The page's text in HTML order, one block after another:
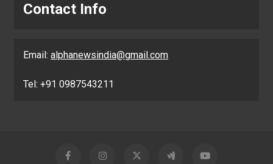
Contact Info
Email: alphanewsindia@gmail.com
Tel: +91 0987543211